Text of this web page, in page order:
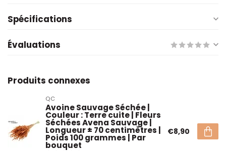
Spécifications
Évaluations
Produits connexes
QC
Avoine Sauvage Séchée |
Couleur : Terre cuite | Fleurs
Séchées Avena Sauvage |
Longueur ± 70 centimètres |
Poids 100 grammes | Par
bouquet
€8,90